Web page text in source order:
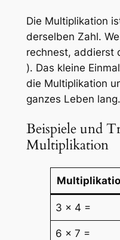
Die Multiplikation
derselben Zahl.
rechnest, addierst
). Das kleine
die Multiplikation
ganzes Leben lang.
Beispiele und
Multiplikation
3 × 4 =
6 × 7 =